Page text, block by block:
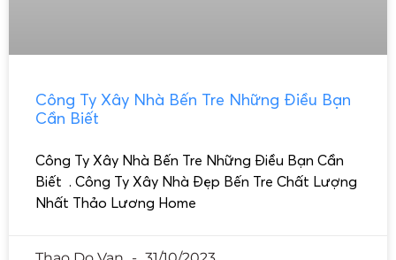
Công Ty Xây Nhà Bến Tre Những Điều Bạn
Cần Biết
Công Ty Xây Nhà Bến Tre Những Điều Bạn Cần
Biết . Công Ty Xây Nhà Đẹp Bến Tre Chất Lượng
Nhất Thảo Lương Home